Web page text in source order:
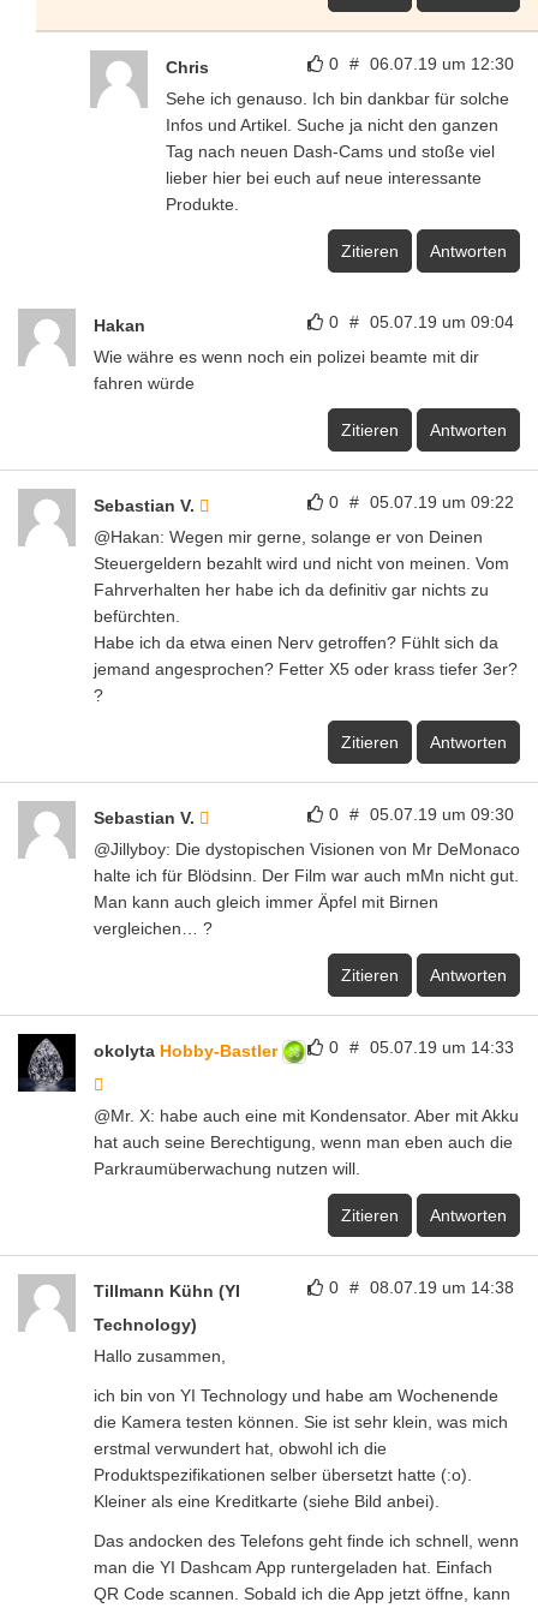
0 # 06.07.19 um 12:30
Chris
Sehe ich genauso. Ich bin dankbar für solche
Infos und Artikel. Suche ja nicht den ganzen
Tag nach neuen Dash-Cams und stoße viel
lieber hier bei euch auf neue interessante
Produkte.
Zitieren Antworten
0 # 05.07.19 um 09:04
Hakan
Wie währe es wenn noch ein polizei beamte mit dir
fahren würde
Zitieren Antworten
0 # 05.07.19 um 09:22
Sebastian V.
@Hakan: Wegen mir gerne, solange er von Deinen
Steuergeldern bezahlt wird und nicht von meinen. Vom
Fahrverhalten her habe ich da definitiv gar nichts zu
befürchten.
Habe ich da etwa einen Nerv getroffen? Fühlt sich da
jemand angesprochen? Fetter X5 oder krass tiefer 3er?
?
Zitieren Antworten
0 # 05.07.19 um 09:30
Sebastian V.
@Jillyboy: Die dystopischen Visionen von Mr DeMonaco
halte ich für Blödsinn. Der Film war auch mMn nicht gut.
Man kann auch gleich immer Äpfel mit Birnen
vergleichen… ?
Zitieren Antworten
0 # 05.07.19 um 14:33
okolyta Hobby-Bastler
@Mr. X: habe auch eine mit Kondensator. Aber mit Akku
hat auch seine Berechtigung, wenn man eben auch die
Parkraumüberwachung nutzen will.
Zitieren Antworten
0 # 08.07.19 um 14:38
Tillmann Kühn (YI
Technology)
Hallo zusammen,
ich bin von YI Technology und habe am Wochenende
die Kamera testen können. Sie ist sehr klein, was mich
erstmal verwundert hat, obwohl ich die
Produktspezifikationen selber übersetzt hatte (:o).
Kleiner als eine Kreditkarte (siehe Bild anbei).
Das andocken des Telefons geht finde ich schnell, wenn
man die YI Dashcam App runtergeladen hat. Einfach
QR Code scannen. Sobald ich die App jetzt öffne, kann